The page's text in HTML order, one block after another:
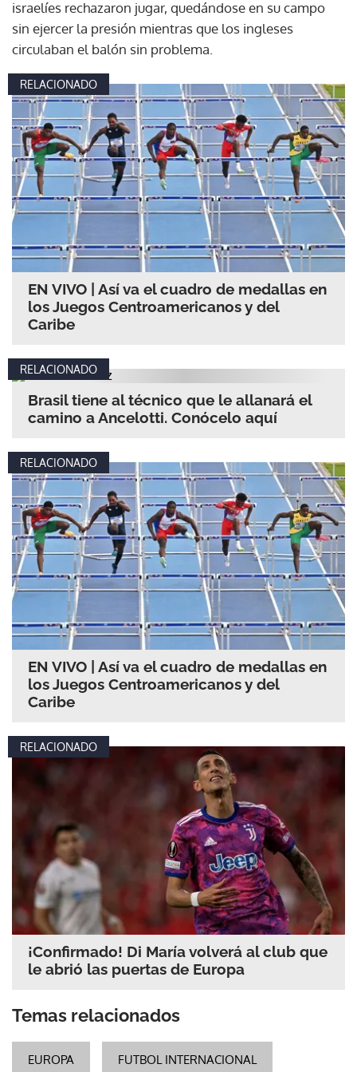
israelíes rechazaron jugar, quedándose en su campo
sin ejercer la presión mientras que los ingleses
circulaban el balón sin problema.
RELACIONADO
EN VIVO | Así va el cuadro de medallas en
los Juegos Centroamericanos y del
Caribe
RELACIONADO
Brasil tiene al técnico que le allanará el
camino a Ancelotti. Conócelo aquí
RELACIONADO
EN VIVO | Así va el cuadro de medallas en
los Juegos Centroamericanos y del
Caribe
RELACIONADO
¡Confirmado! Di María volverá al club que
le abrió las puertas de Europa
Temas relacionados
EUROPA FUTBOL INTERNACIONAL